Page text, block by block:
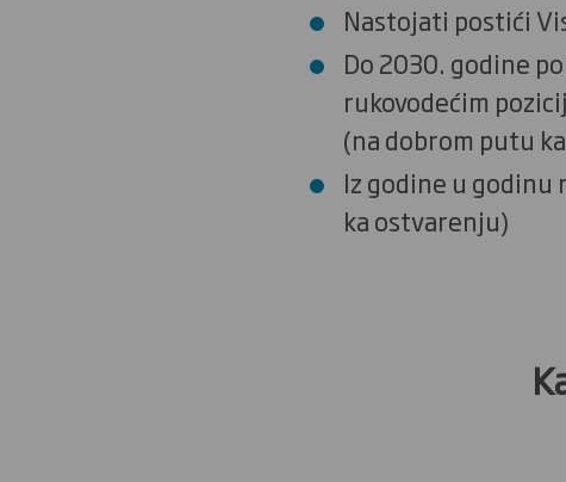
Nastojati postići
Do 2030. godine
rukovodećim
(na dobrom putu
Iz godine u
ka ostvarenju)
Kako to